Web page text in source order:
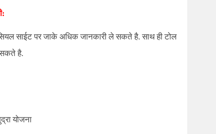
साईट पर जाके अधिक जानकारी ले सकते है. साथ ही टोल
है.
योजना